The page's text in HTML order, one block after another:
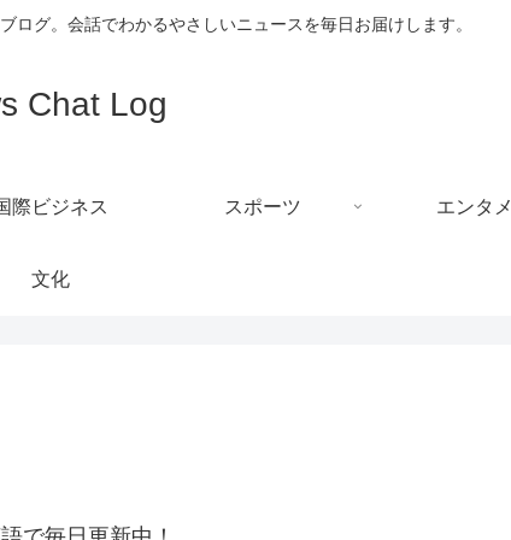
ログ。会話でわかるやさしいニュースを毎日お届けします。
Chat Log
際ビジネス スポーツ エンタメ
文化